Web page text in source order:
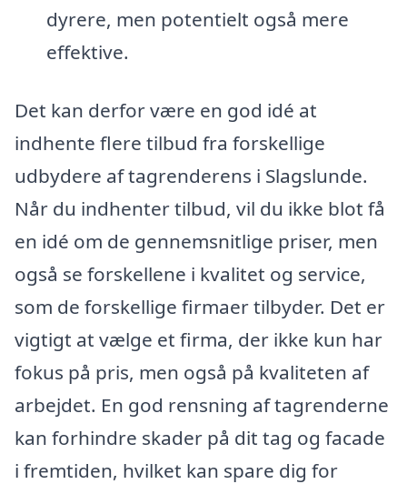
dyrere, men potentielt også mere
effektive.
Det kan derfor være en god idé at
indhente flere tilbud fra forskellige
udbydere af tagrenderens i Slagslunde.
Når du indhenter tilbud, vil du ikke blot få
en idé om de gennemsnitlige priser, men
også se forskellene i kvalitet og service,
som de forskellige firmaer tilbyder. Det er
vigtigt at vælge et firma, der ikke kun har
fokus på pris, men også på kvaliteten af
arbejdet. En god rensning af tagrenderne
kan forhindre skader på dit tag og facade
i fremtiden, hvilket kan spare dig for